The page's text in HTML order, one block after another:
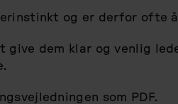
og er derfor ofte
give dem klar og venlig
som PDF.